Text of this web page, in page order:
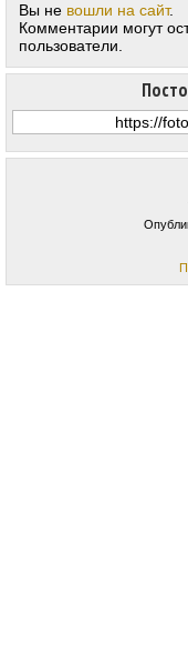
Вы не вошли на сайт.
Комментарии могут
пользователи.